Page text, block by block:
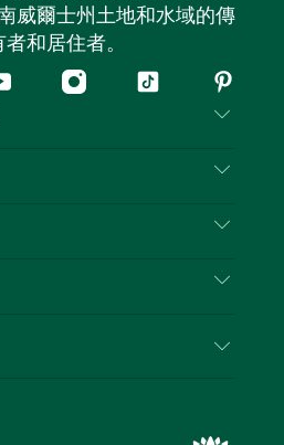
威爾士州土地和水域的傳
和居住者。
Instagram
抖